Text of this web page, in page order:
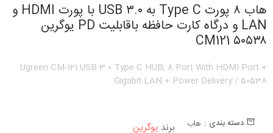
هاب ۸ پورت Type C به ۳.۰ USB با پورت HDMI و
LAN و درگاه کارت حافظه باقابلیت PD یوگرین
۵۰۵۳۸ CM121
Ugreen CM-121 USB 3.0 Type C HUB, 8 Port With HDMI Port +
Gigabit LAN + Power Delivery / 50538
دسته بندی : هاب برند یوگرین